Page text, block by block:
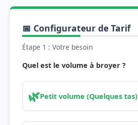
📅 Configurateur de Tarif
Étape 1 : Votre besoin
Quel est le volume à broyer ?
🌿Petit volume (Quelques tas)